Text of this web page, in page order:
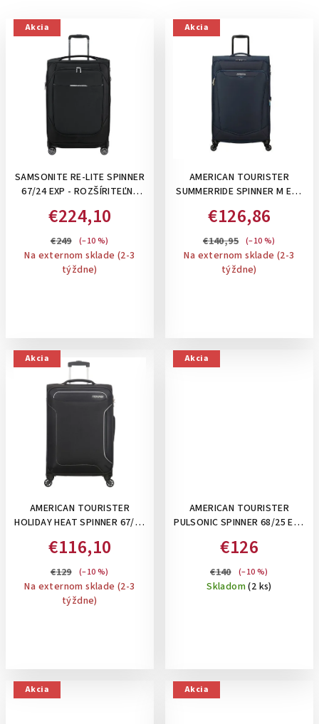
Akcia
SAMSONITE RE-LITE SPINNER
67/24 EXP - ROZŠÍRITEĽNÝ
BALIACE KOCKY A
PERSONIFIKAČNÉ NÁLEPKY V
CENE: BLACK
€224,10
€249 (–10 %)
Na externom sklade (2-3
týždne)
Akcia
AMERICAN TOURISTER
SUMMERRIDE SPINNER M EXP
KUFOR , ROZŠÍRITEĽNÝ: NAVY
€126,86
€140,95 (–10 %)
Na externom sklade (2-3
týždne)
Akcia
AMERICAN TOURISTER
HOLIDAY HEAT SPINNER 67/24
BLACK
€116,10
€129 (–10 %)
Na externom sklade (2-3
týždne)
Akcia
AMERICAN TOURISTER
PULSONIC SPINNER 68/25 EXP
KUFOR, ROZŠÍRITEĽNÝ:
ASPHALT BLACK
€126
€140 (–10 %)
Skladom(2 ks)
Akcia Akcia